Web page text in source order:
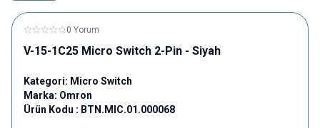
0 Yorum
V-15-1C25 Micro Switch 2-Pin - Siyah
Kategori: Micro Switch
Marka: Omron
Ürün Kodu : BTN.MIC.01.000068